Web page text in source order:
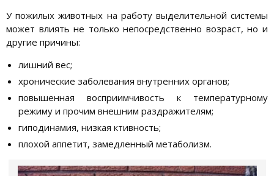
У пожилых животных на работу выделительной системы
может влиять не только непосредственно возраст, но и
другие причины:
лишний вес;
хронические заболевания внутренних органов;
повышенная восприимчивость к температурному
режиму и прочим внешним раздражителям;
гиподинамия, низкая ктивность;
плохой аппетит, замедленный метаболизм.